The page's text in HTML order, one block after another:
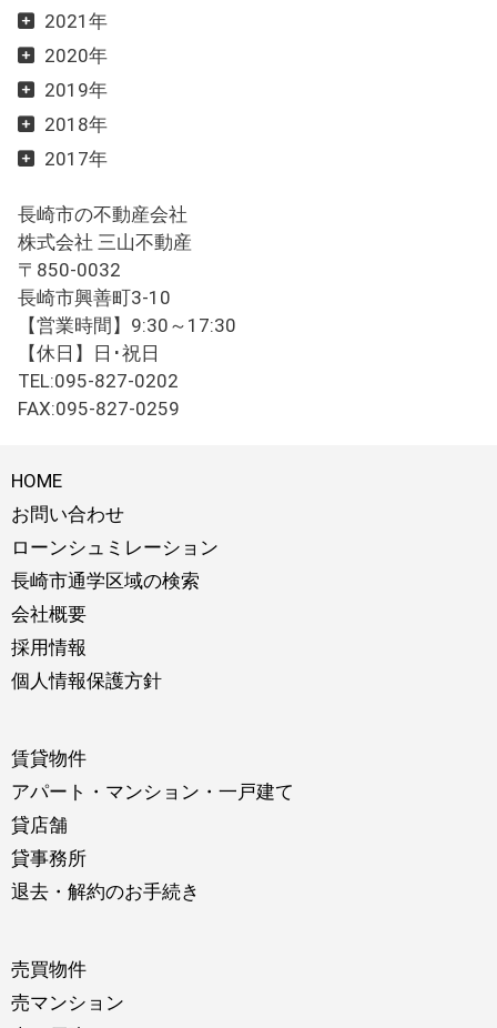
2021年
2020年
2019年
2018年
2017年
長崎市の不動産会社
株式会社 三山不動産
〒850-0032
長崎市興善町3-10
【営業時間】9:30～17:30
【休日】日･祝日
TEL:095-827-0202
FAX:095-827-0259
HOME
お問い合わせ
ローンシュミレーション
長崎市通学区域の検索
会社概要
採用情報
個人情報保護方針
賃貸物件
アパート・マンション・一戸建て
貸店舗
貸事務所
退去・解約のお手続き
売買物件
売マンション